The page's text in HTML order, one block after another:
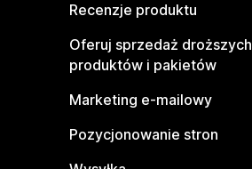
Recenzje produktu
Oferuj sprzedaż droższych
produktów i pakietów
Marketing e-mailowy
Pozycjonowanie stron